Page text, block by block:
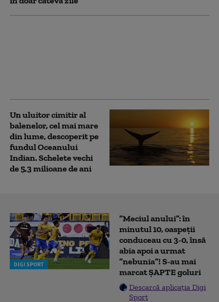
Un uluitor cimitir al
balenelor, cel mai mare
din lume, descoperit pe
fundul Oceanului
Indian. Schelete vechi
de 5,3 milioane de ani
DIGI SPORT
”Meciul anului”: în
minutul 10, oaspeții
conduceau cu 3-0, însă
abia apoi a urmat
”nebunia”! S-au mai
marcat ȘAPTE goluri
Descarcă aplicația Digi
Sport